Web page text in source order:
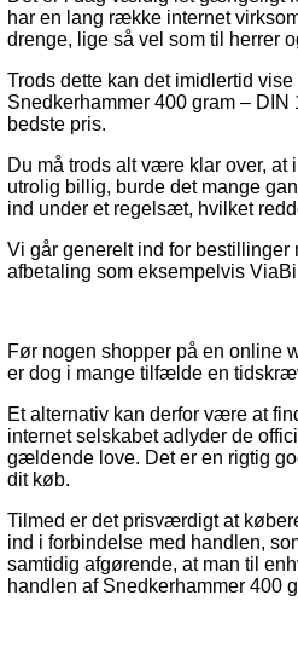
har en lang række internet
drenge, lige så vel som til herrer
Trods dette kan det imidlertid
Snedkerhammer 400 gram –
bedste pris.
Du må trods alt være klar over,
utrolig billig, burde det mange
ind under et regelsæt, hvilket
Vi går generelt ind for
afbetaling som eksempelvis
Før nogen shopper på en online
er dog i mange tilfælde en
Et alternativ kan derfor være at
internet selskabet adlyder de
gældende love. Det er en rigtig
dit køb.
Tilmed er det prisværdigt at
ind i forbindelse med handlen,
samtidig afgørende, at man til
handlen af Snedkerhammer 400